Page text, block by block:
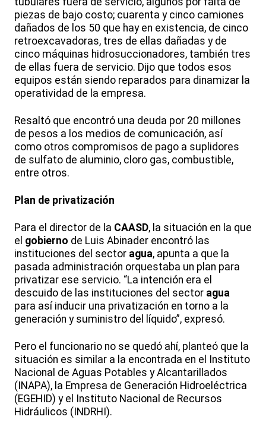
piezas de bajo costo; cuarenta y cinco camiones
dañados de los 50 que hay en existencia, de cinco
retroexcavadoras, tres de ellas dañadas y de
cinco máquinas hidrosuccionadores, también tres
de ellas fuera de servicio. Dijo que todos esos
equipos están siendo reparados para dinamizar la
operatividad de la empresa.
Resaltó que encontró una deuda por 20 millones
de pesos a los medios de comunicación, así
como otros compromisos de pago a suplidores
de sulfato de aluminio, cloro gas, combustible,
entre otros.
Plan de privatización
Para el director de la CAASD, la situación en la que
el gobierno de Luis Abinader encontró las
instituciones del sector agua, apunta a que la
pasada administración orquestaba un plan para
privatizar ese servicio. “La intención era el
descuido de las instituciones del sector agua
para así inducir una privatización en torno a la
generación y suministro del líquido”, expresó.
Pero el funcionario no se quedó ahí, planteó que la
situación es similar a la encontrada en el Instituto
Nacional de Aguas Potables y Alcantarillados
(INAPA), la Empresa de Generación Hidroeléctrica
(EGEHID) y el Instituto Nacional de Recursos
Hidráulicos (INDRHI).